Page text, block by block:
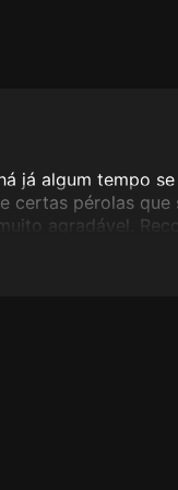
já algum tempo
certas pérolas que
agradável.